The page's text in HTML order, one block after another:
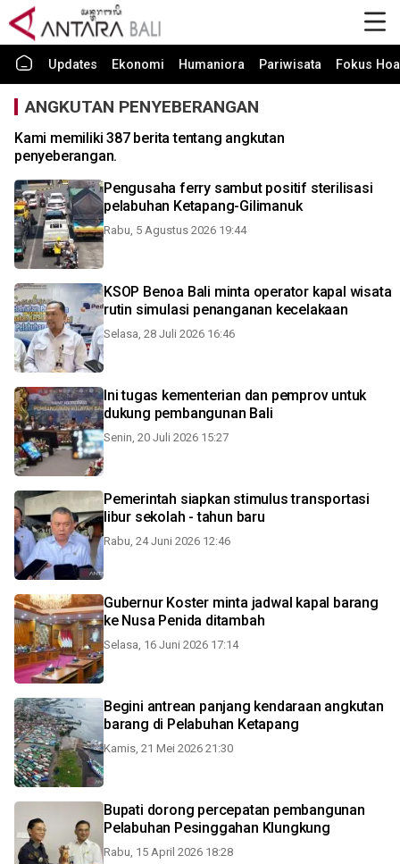
Updates Ekonomi Humaniora Pariwisata Fokus
ANGKUTAN PENYEBERANGAN
Kami memiliki 387 berita tentang angkutan
penyeberangan.
Pengusaha ferry sambut positif sterilisasi
pelabuhan Ketapang-Gilimanuk
Rabu, 5 Agustus 2026 19:44
KSOP Benoa Bali minta operator kapal wisata
rutin simulasi penanganan kecelakaan
Selasa, 28 Juli 2026 16:46
Ini tugas kementerian dan pemprov untuk
dukung pembangunan Bali
Senin, 20 Juli 2026 15:27
Pemerintah siapkan stimulus transportasi
libur sekolah - tahun baru
Rabu, 24 Juni 2026 12:46
Gubernur Koster minta jadwal kapal barang
ke Nusa Penida ditambah
Selasa, 16 Juni 2026 17:14
Begini antrean panjang kendaraan angkutan
barang di Pelabuhan Ketapang
Kamis, 21 Mei 2026 21:30
Bupati dorong percepatan pembangunan
Pelabuhan Pesinggahan Klungkung
Rabu, 15 April 2026 18:28